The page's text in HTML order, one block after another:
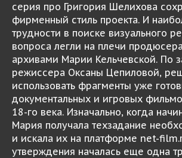
серия про Григория Шелихова
фирменный стиль проекта. И
трудности в поиске визуального
вопроса легли на плечи
архивами Марии Кельчевской. По
режиссера Оксаны Цепиловой,
использовать фрагменты уже
документальных и игровых
18-го века. Изначально, когда
Мария получала техзадание
и искала их на платформе net-
утверждения началась еще одна